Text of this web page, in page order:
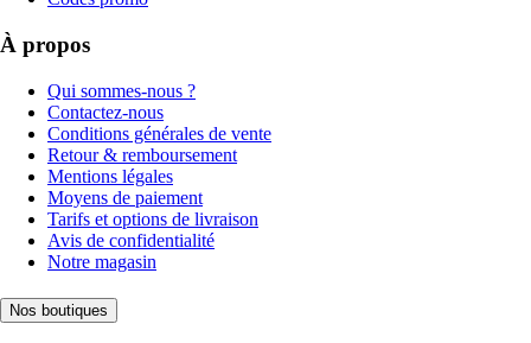
À propos
Qui sommes-nous ?
Contactez-nous
Conditions générales de vente
Retour & remboursement
Mentions légales
Moyens de paiement
Tarifs et options de livraison
Avis de confidentialité
Notre magasin
Nos boutiques